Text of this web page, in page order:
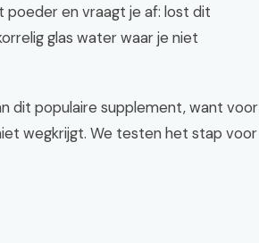
poeder en vraagt je af: lost dit
glas water waar je niet
dit populaire supplement, want voor
wegkrijgt. We testen het stap voor